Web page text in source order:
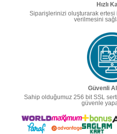
Hızlı
Siparişlerinizi oluşturarak
verilmesini
Güvenli
Sahip olduğumuz 256 bit SSL
güvenle